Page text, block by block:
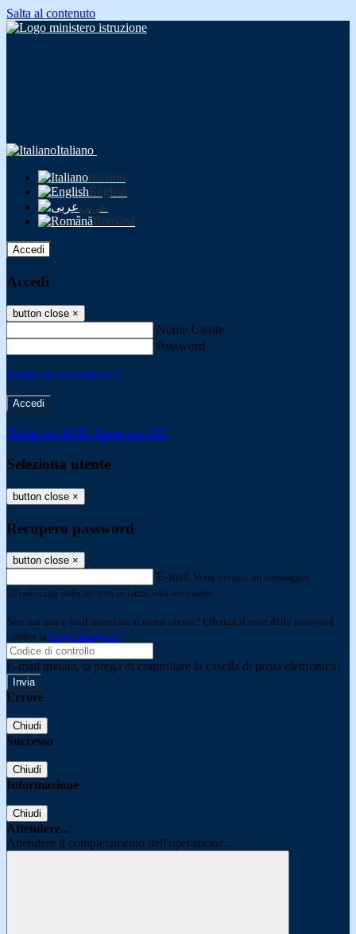
Salta al contenuto
Italiano
Italiano
English
عربى
Română
Accedi
Accedi
button close ×
Nome Utente
Password
Password dimenticata?
-
Entra con SPID Entra con CIE
Seleziona utente
button close ×
Recupero password
button close ×
E-mail Verrà inviato un messaggio
all'indirizzo indicato con le istruzioni necessarie.
Non hai una e-mail associata al nome utente? Effettua il reset della password
tramite la Login Spaggiari
E-mail inviata, si prega di controllare la casella di posta elettronica!
Errore
Chiudi
Successo
Chiudi
Informazione
Chiudi
Attendere...
Attendere il completamento dell'operazione...